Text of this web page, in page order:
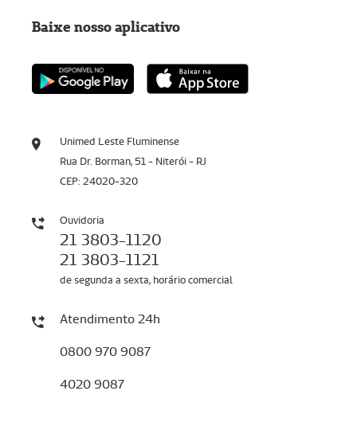
Unimed Leste Fluminense
Rua Dr. Borman, 51 - Niterói - RJ
CEP: 24020-320
Ouvidoria
21 3803-1120
21 3803-1121
de segunda a sexta, horário comercial
Atendimento 24h
0800 970 9087
4020 9087
Baixe nosso aplicativo